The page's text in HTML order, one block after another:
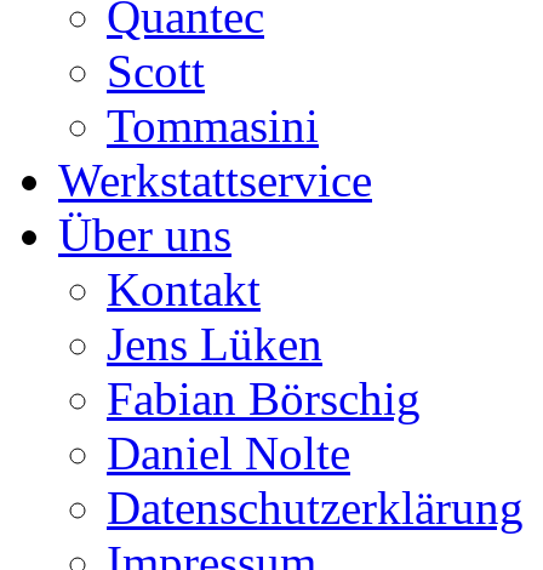
Quantec
Scott
Tommasini
Werkstattservice
Über uns
Kontakt
Jens Lüken
Fabian Börschig
Daniel Nolte
Datenschutzerklärung